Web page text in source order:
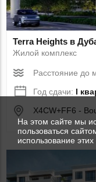
Terra Heights в
Жилой комплекс
Расстояние до
Год сдачи: I
X4CW+FF6 -
На этом сайте мы
пользоваться
использование